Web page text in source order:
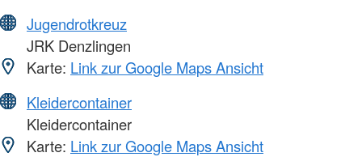
Jugendrotkreuz
JRK Denzlingen
Karte: Link zur Google Maps Ansicht
Kleidercontainer
Kleidercontainer
Karte: Link zur Google Maps Ansicht